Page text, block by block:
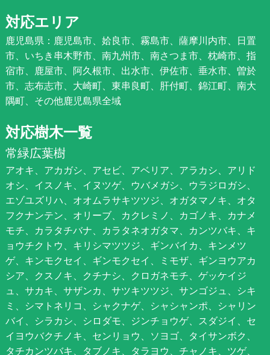
対応エリア
鹿児島県：鹿児島市、姶良市、霧島市、薩摩川内市、日置
市、いちき串木野市、南九州市、南さつま市、枕崎市、指
宿市、鹿屋市、阿久根市、出水市、伊佐市、垂水市、曽於
市、志布志市、大崎町、東串良町、肝付町、錦江町、南大
隅町、その他鹿児島県全域
対応樹木一覧
常緑広葉樹
アオキ、アカガシ、アセビ、アベリア、アラカシ、アリド
オシ、イスノキ、イヌツゲ、ウバメガシ、ウラジロガシ、
エゾユズリハ、オオムラサキツツジ、オガタマノキ、オタ
フクナンテン、オリーブ、カクレミノ、カゴノキ、カナメ
モチ、カラタチバナ、カラタネオガタマ、カンツバキ、キ
ョウチクトウ、キリシマツツジ、ギンバイカ、キンメツ
ゲ、キンモクセイ、ギンモクセイ、ミモザ、ギンヨウアカ
シア、クスノキ、クチナシ、クロガネモチ、ゲッケイジ
ュ、サカキ、サザンカ、サツキツツジ、サンゴジュ、シキ
ミ、シマトネリコ、シャクナゲ、シャシャンポ、シャリン
バイ、シラカシ、シロダモ、ジンチョウゲ、スダジイ、セ
イヨウバクチノキ、センリョウ、ソヨゴ、タイサンボク、
タチカンツバキ、タブノキ、タラヨウ、チャノキ、ツゲ、